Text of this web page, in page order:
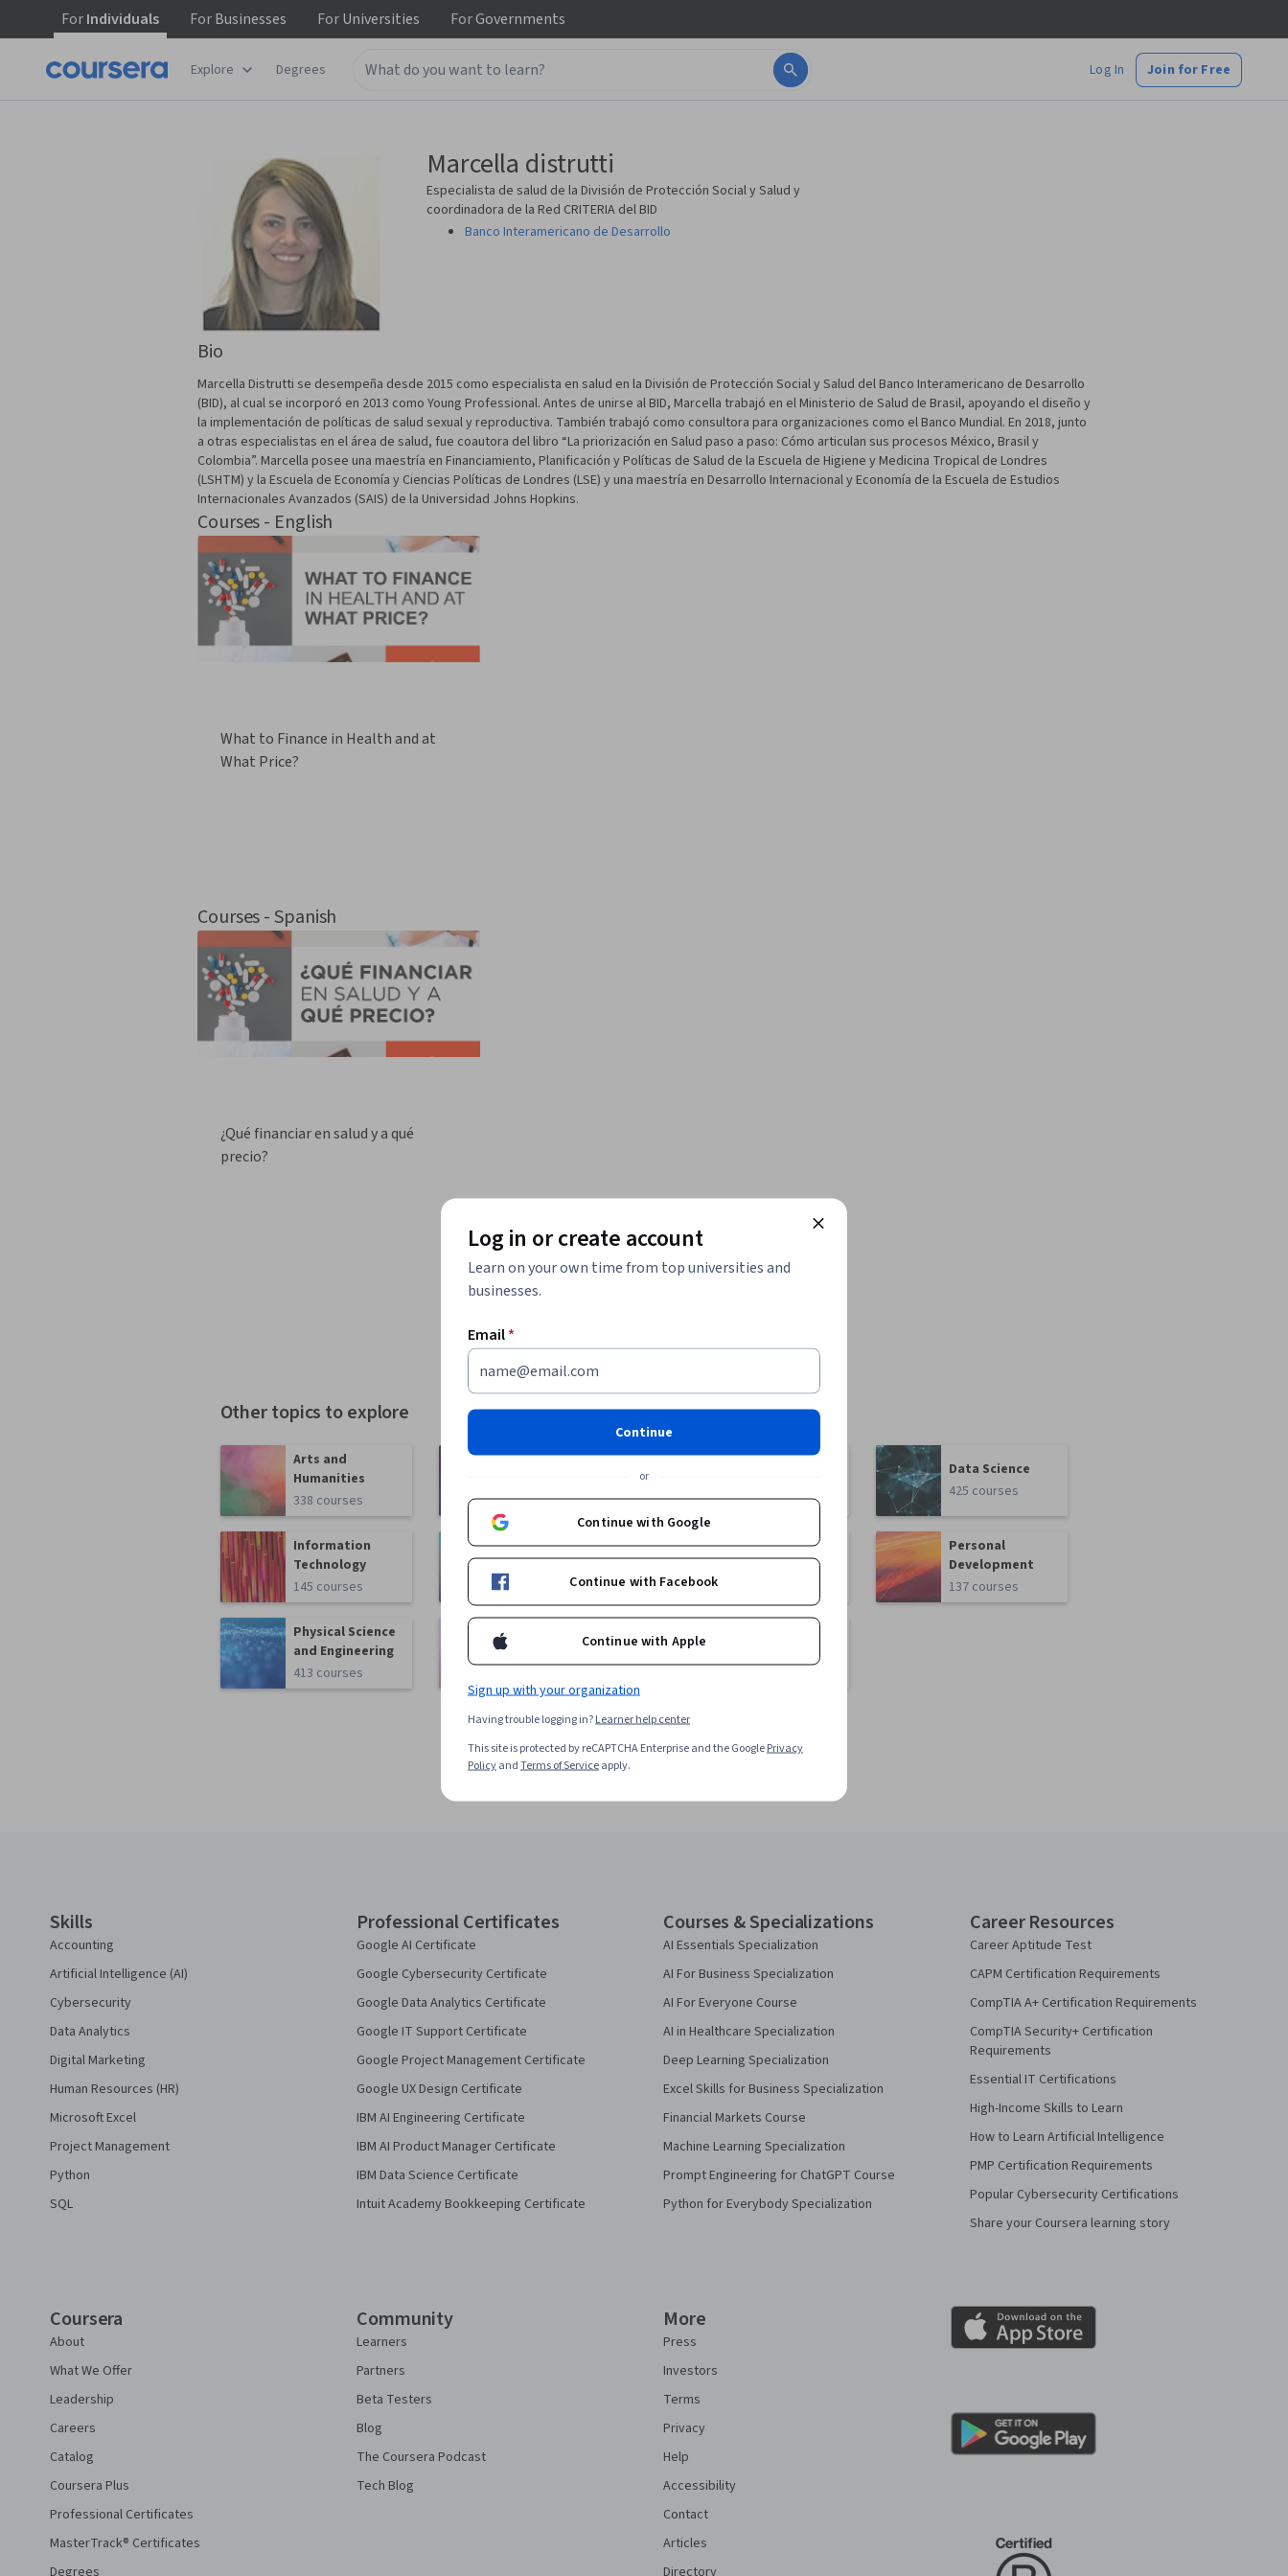
ForIndividuals ForBusinesses ForUniversities ForGovernments
Explore Degrees Log In Join for Free
Marcella distrutti
Especialista de salud de la División de Protección Social y Salud y
coordinadora de la Red CRITERIA del BID
Banco Interamericano de Desarrollo
Bio
Marcella Distrutti se desempeña desde 2015 como especialista en salud en la División de Protección Social y Salud del Banco Interamericano de Desarrollo
(BID), al cual se incorporó en 2013 como Young Professional. Antes de unirse al BID, Marcella trabajó en el Ministerio de Salud de Brasil, apoyando el diseño y
la implementación de políticas de salud sexual y reproductiva. También trabajó como consultora para organizaciones como el Banco Mundial. En 2018, junto
a otras especialistas en el área de salud, fue coautora del libro “La priorización en Salud paso a paso: Cómo articulan sus procesos México, Brasil y
Colombia”. Marcella posee una maestría en Financiamiento, Planificación y Políticas de Salud de la Escuela de Higiene y Medicina Tropical de Londres
(LSHTM) y la Escuela de Economía y Ciencias Políticas de Londres (LSE) y una maestría en Desarrollo Internacional y Economía de la Escuela de Estudios
Internacionales Avanzados (SAIS) de la Universidad Johns Hopkins.
Courses - English
What to Finance in Health and at
What Price?
Courses - Spanish
¿Qué financiar en salud y a qué
precio?
Other topics to explore
Arts and
Humanities
338 courses
Computer
668 courses
Data Science
425 courses
Information
Technology
145 courses
Health
471 courses
Math and Logic
Personal
Development
137 courses
Physical Science
and Engineering
413 courses
Social Sciences
401 courses
Skills
Accounting
Artificial Intelligence (AI)
Cybersecurity
Data Analytics
Digital Marketing
Human Resources (HR)
Microsoft Excel
Project Management
Python
SQL
Professional Certificates
Google AI Certificate
Google Cybersecurity Certificate
Google Data Analytics Certificate
Google IT Support Certificate
Google Project Management Certificate
Google UX Design Certificate
IBM AI Engineering Certificate
IBM AI Product Manager Certificate
IBM Data Science Certificate
Intuit Academy Bookkeeping Certificate
Courses & Specializations
AI Essentials Specialization
AI For Business Specialization
AI For Everyone Course
AI in Healthcare Specialization
Deep Learning Specialization
Excel Skills for Business Specialization
Financial Markets Course
Machine Learning Specialization
Prompt Engineering for ChatGPT Course
Python for Everybody Specialization
Career Resources
Career Aptitude Test
CAPM Certification Requirements
CompTIA A+ Certification Requirements
CompTIA Security+ Certification
Requirements
Essential IT Certifications
High-Income Skills to Learn
How to Learn Artificial Intelligence
PMP Certification Requirements
Popular Cybersecurity Certifications
Share your Coursera learning story
Coursera
About
What We Offer
Leadership
Careers
Catalog
Coursera Plus
Professional Certificates
MasterTrack® Certificates
Degrees
Community
Learners
Partners
Beta Testers
Blog
The Coursera Podcast
Tech Blog
More
Press
Investors
Terms
Privacy
Help
Accessibility
Contact
Articles
Directory
Log in or create account
Learn on your own time from top universities and
businesses.
Email*
Continue
or
Continue with Google
Continue with Facebook
Continue with Apple
Sign up with your organization
Having trouble logging in?Learner help center
This site is protected by reCAPTCHA Enterprise and the GooglePrivacy
PolicyandTerms of Serviceapply.